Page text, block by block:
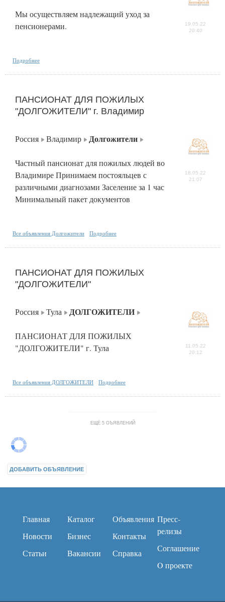
Мы осуществляем надлежащий уход за
пенсионерами.
19.05.22
20:40
Подробнее
ПАНСИОНАТ ДЛЯ ПОЖИЛЫХ
"ДОЛГОЖИТЕЛИ" г. Владимир
Россия Владимир Долгожители
Частный пансионат для пожилых людей во
Владимире Принимаем постояльцев с
различными диагнозами Заселение за 1 час
Минимальный пакет документов
18.05.22
21:07
Все объявления Долгожители Подробнее
ПАНСИОНАТ ДЛЯ ПОЖИЛЫХ
"ДОЛГОЖИТЕЛИ"
Россия Тула ДОЛГОЖИТЕЛИ
ПАНСИОНАТ ДЛЯ ПОЖИЛЫХ
"ДОЛГОЖИТЕЛИ" г. Тула
11.05.22
20:12
Все объявления ДОЛГОЖИТЕЛИ Подробнее
ЕЩЁ 5 ОЪЯВЛЕНИЙ
ДОБАВИТЬ ОБЪЯВЛЕНИЕ
Главная
Новости
Статьи
Каталог
Бизнес
Вакансии
Объявления
Контакты
Справка
Пресс-
релизы
Соглашение
O проекте